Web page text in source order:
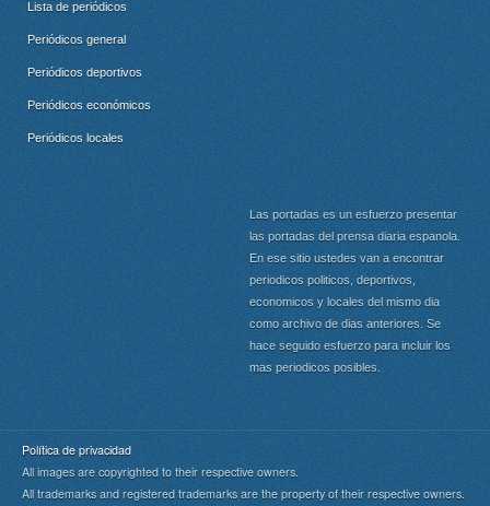
Lista de periódicos
Periódicos general
Periódicos deportivos
Periódicos económicos
Periódicos locales
Las portadas es un esfuerzo presentar
las portadas del prensa diaria espanola.
En ese sitio ustedes van a encontrar
periodicos politicos, deportivos,
economicos y locales del mismo dia
como archivo de dias anteriores. Se
hace seguido esfuerzo para incluir los
mas periodicos posibles.
Política de privacidad
All images are copyrighted to their respective owners.
All trademarks and registered trademarks are the property of their respective owners.